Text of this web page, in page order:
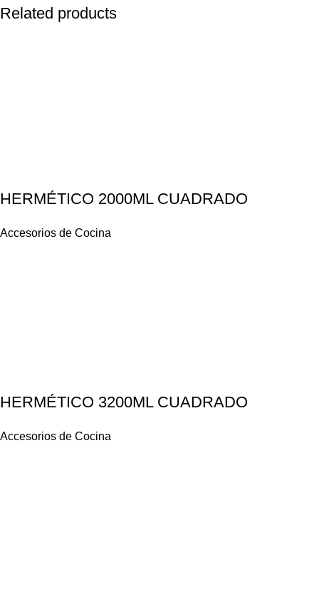
Related products
HERMÉTICO 2000ML CUADRADO
Accesorios de Cocina
HERMÉTICO 3200ML CUADRADO
Accesorios de Cocina